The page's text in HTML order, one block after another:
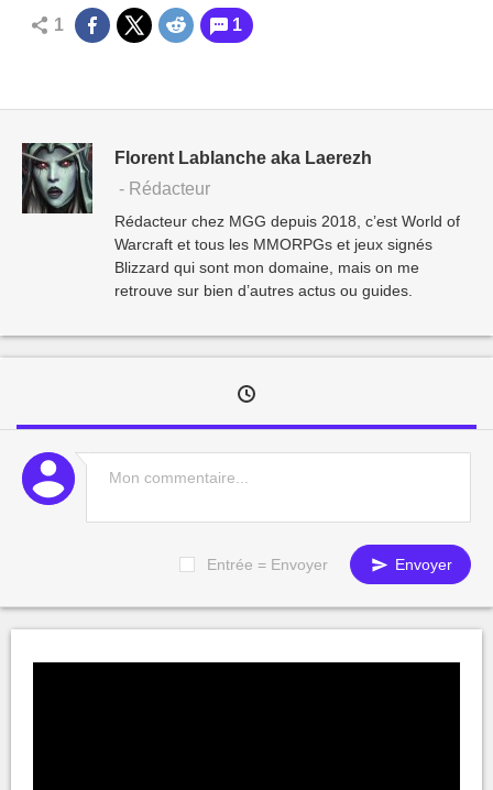
1 1
Florent Lablanche aka Laerezh
- Rédacteur
Rédacteur chez MGG depuis 2018, c’est World of
Warcraft et tous les MMORPGs et jeux signés
Blizzard qui sont mon domaine, mais on me
retrouve sur bien d’autres actus ou guides.
Entrée = Envoyer Envoyer